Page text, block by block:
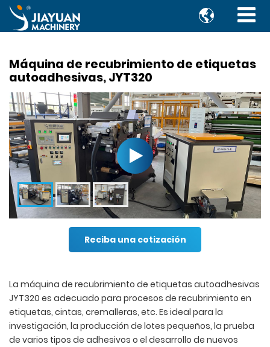

Máquina de recubrimiento de etiquetas
autoadhesivas, JYT320
Reciba una cotización
La máquina de recubrimiento de etiquetas autoadhesivas
JYT320 es adecuado para procesos de recubrimiento en
etiquetas, cintas, cremalleras, etc. Es ideal para la
investigación, la producción de lotes pequeños, la prueba
de varios tipos de adhesivos o el desarrollo de nuevos